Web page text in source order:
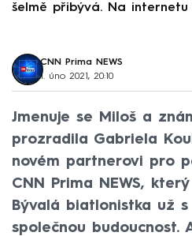
šelmě přibývá. Na
CNN Prima NEWS
1. úno 2021, 20:10
Jmenuje se Miloš a
prozradila Gabriela
novém partnerovi pro
CNN Prima NEWS,
Bývalá biatlonistka už
společnou budoucnost.